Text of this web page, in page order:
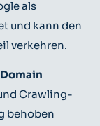
als
und kann den
verkehren.
Crawling-
behoben